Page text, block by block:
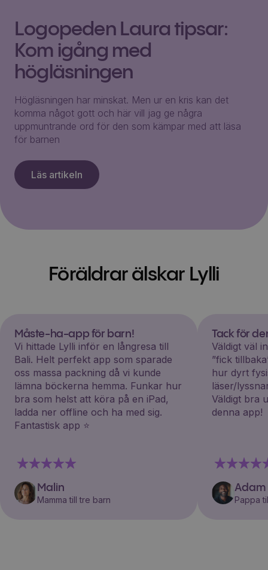
Logopeden Laura tipsar:
Kom igång med
högläsningen
Högläsningen har minskat. Men ur en kris kan det
komma något gott och här vill jag ge några
uppmuntrande ord för den som kämpar med att läsa
för barnen
Läs artikeln
Föräldrar älskar Lylli
Måste-ha-app för barn!
Vi hittade Lylli inför en långresa till
Bali. Helt perfekt app som sparade
oss massa packning då vi kunde
lämna böckerna hemma. Funkar hur
bra som helst att köra på en iPad,
ladda ner offline och ha med sig.
Fantastisk app ⭐️
Malin
Mamma till tre barn
Tack för
Väldigt väl
”fick
hur dyrt
läser/
Väldigt bra
denna app!
Adam
Pappa